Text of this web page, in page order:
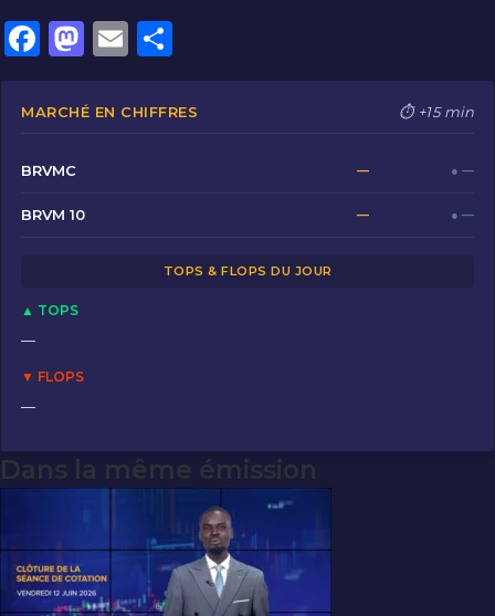
F
a
c
b
o
o
M
a
st
o
n
E
m
ai
ar
ta
MARCHÉ EN CHIFFRES ⏱ +15 min
BRVMC — ● —
BRVM 10 — ● —
TOPS & FLOPS DU JOUR
▲ TOPS
—
▼ FLOPS
—
Dans la même émission